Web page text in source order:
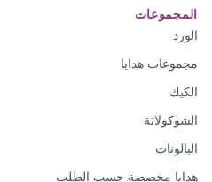
المجموعات
الورد
مجموعات هدايا
الكيك
الشوكولاتة
البالونات
هدايا مخصصة حسب الطلب